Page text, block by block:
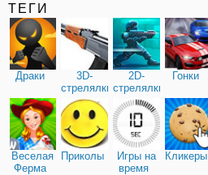
ТЕГИ
Драки
3D-
стрелялки
2D-
стрелялки
Гонки
Веселая
Ферма
Приколы
Игры на
время
Кликеры